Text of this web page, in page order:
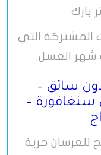
بارك
المشتركة التي
شهر العسل.
سائق –
–
للعرسان حرية